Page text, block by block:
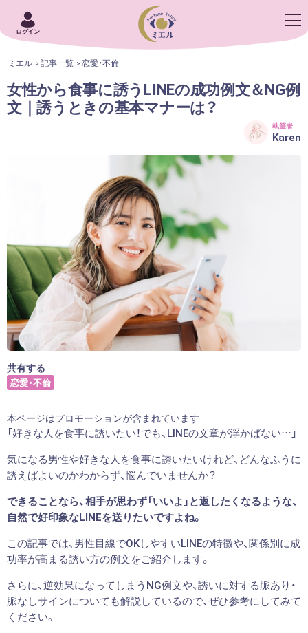
ログイン
ミエル 記事一覧 恋愛・不倫
女性から食事に誘うLINEの成功例文＆NG例
文｜誘うときの基本マナーは？
執筆者
Karen
共有する
恋愛・不倫
本ページはプロモーションが含まれています
「好きな人を食事に誘いたい！でも、LINEの文章が浮かばない…」
気になる男性や好きな人を食事に誘いたいけれど、どんなふうに
誘えばよいのかわからず、悩んでいませんか？
できることなら、相手が思わず「いいよ」と返したくなるような、
自然で好印象なLINEを送りたいですよね。
この記事では、男性目線でOKしやすいLINEの特徴や、関係別に成
功率が高まる誘い方の例文をご紹介します。
さらに、逆効果になってしまうNG例文や、誘いに対する脈あり・
脈なしサインについても解説しているので、ぜひ参考にしてみて
ください。